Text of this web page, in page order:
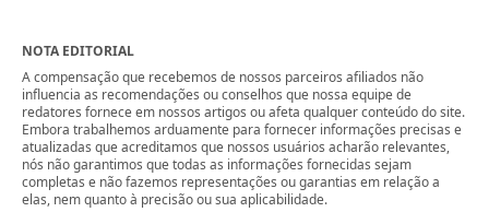
NOTA EDITORIAL
A compensação que recebemos de nossos parceiros afiliados não
influencia as recomendações ou conselhos que nossa equipe de
redatores fornece em nossos artigos ou afeta qualquer conteúdo do site.
Embora trabalhemos arduamente para fornecer informações precisas e
atualizadas que acreditamos que nossos usuários acharão relevantes,
nós não garantimos que todas as informações fornecidas sejam
completas e não fazemos representações ou garantias em relação a
elas, nem quanto à precisão ou sua aplicabilidade.